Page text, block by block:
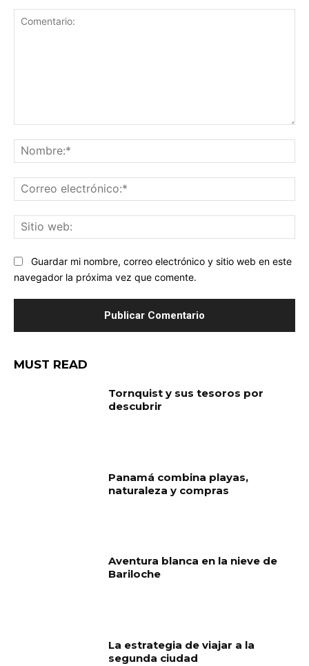
Guardar mi nombre, correo electrónico y sitio web en este
navegador la próxima vez que comente.
MUST READ
Tornquist y sus tesoros por
descubrir
Panamá combina playas,
naturaleza y compras
Aventura blanca en la nieve de
Bariloche
La estrategia de viajar a la
segunda ciudad